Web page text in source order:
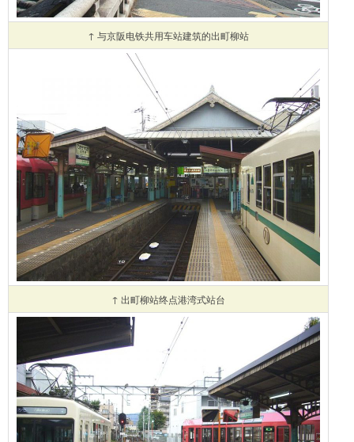
↑ 与京阪电铁共用车站建筑的出町柳站
↑ 出町柳站终点港湾式站台